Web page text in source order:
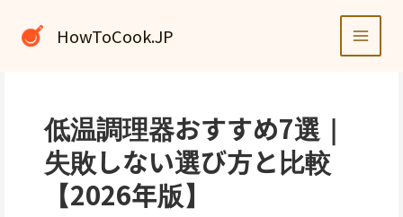
HowToCook.JP
低温調理器おすすめ7選｜
失敗しない選び方と比較
【2026年版】